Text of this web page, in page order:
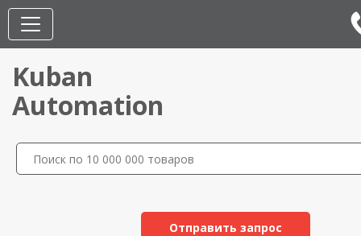
Kuban
Automation
Отправить запрос